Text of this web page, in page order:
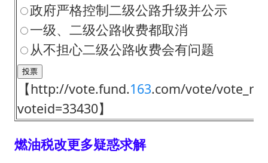
政府严格控制二级公路升级并公示
一级、二级公路收费都取消
从不担心二级公路收费会有问题
【http://vote.fund.163.com/vote/
voteid=33430】
燃油税改更多疑惑求解